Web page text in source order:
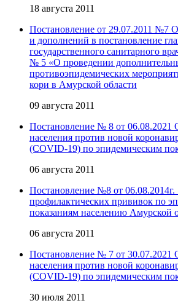
18 августа 2011
Постановление от 29.07.2011 №7
и дополнений в постановление
государственного санитарного
№ 5 «О проведении
противоэпидемических
кори в Амурской области
09 августа 2011
Постановление № 8 от 06.08.2021
населения против новой
(COVID-19) по эпидемическим
06 августа 2011
Постановление №8 от
профилактических прививок по
показаниям населению Амурской
06 августа 2011
Постановление № 7 от 30.07.2021
населения против новой
(COVID-19) по эпидемическим
30 июля 2011